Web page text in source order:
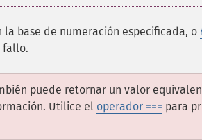
base de numeración especificada, o
fallo.
puede retornar un valor
Utilice el operador === para